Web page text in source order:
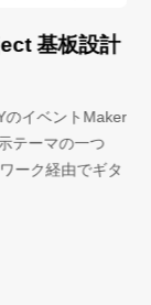
基板設計
ベントMaker
マの一つ
経由でギタ